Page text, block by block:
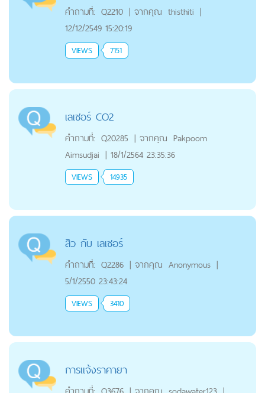
คำถามที่: Q2210 | จากคุณ thisthiti |
12/12/2549 15:20:19
VIEWS 7151
เลเซอร์ CO2
คำถามที่: Q20285 | จากคุณ Pakpoom
Aimsudjai | 18/1/2564 23:35:36
VIEWS 14935
สิว กับ เลเซอร์
คำถามที่: Q2286 | จากคุณ Anonymous |
5/1/2550 23:43:24
VIEWS 3410
การแจ้งราคายา